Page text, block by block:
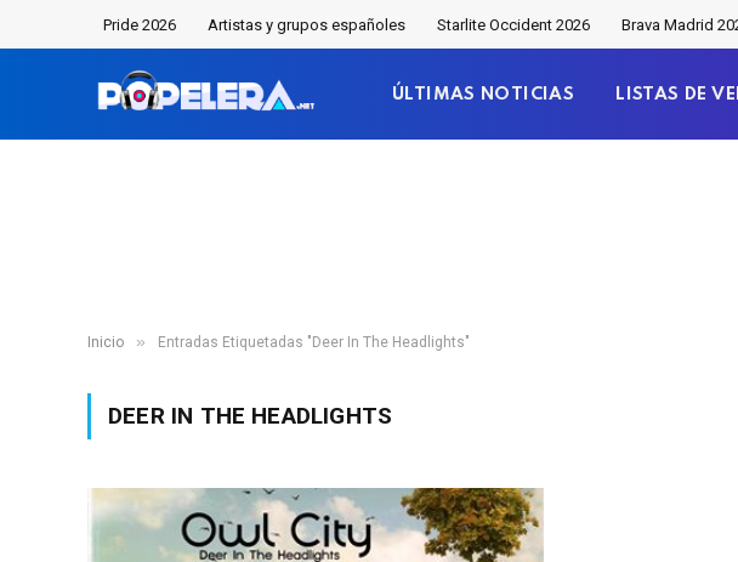
Pride 2026 Artistas y grupos españoles Starlite Occident 2026 Brava Madrid
ÚLTIMAS NOTICIAS LISTAS DE
Inicio » Entradas Etiquetadas "Deer In The Headlights"
DEER IN THE HEADLIGHTS